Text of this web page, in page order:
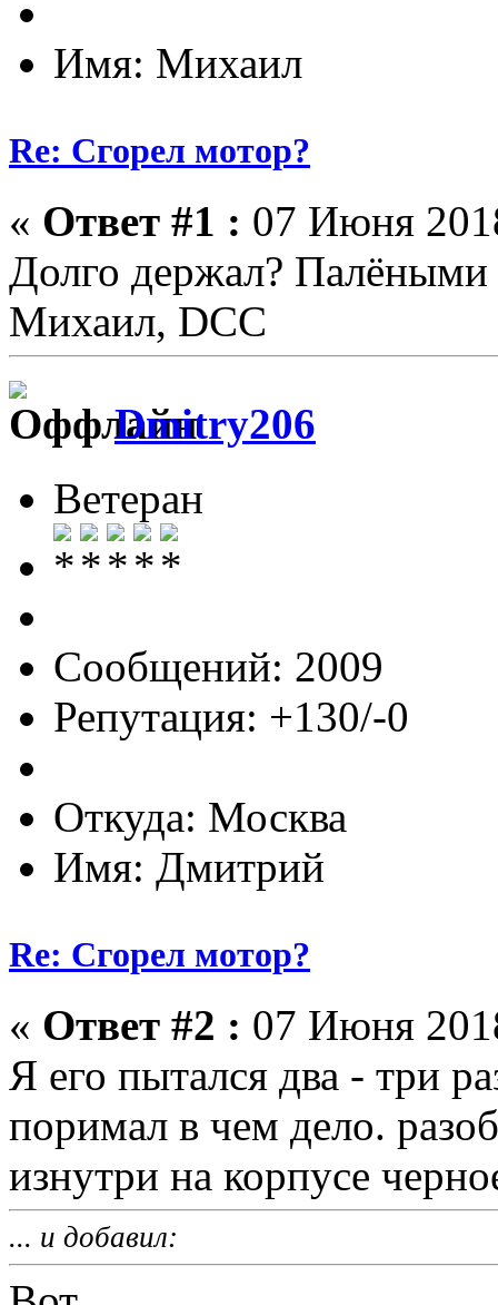
Имя: Михаил
Re: Сгорел мотор?
« Ответ #1 : 07 Июня
Долго держал? Палёными
Михаил, DCC
Dmitry206
Ветеран
Сообщений: 2009
Репутация: +130/-0
Откуда: Москва
Имя: Дмитрий
Re: Сгорел мотор?
« Ответ #2 : 07 Июня
Я его пытался два - три
поримал в чем дело.
изнутри на корпусе
... и добавил: